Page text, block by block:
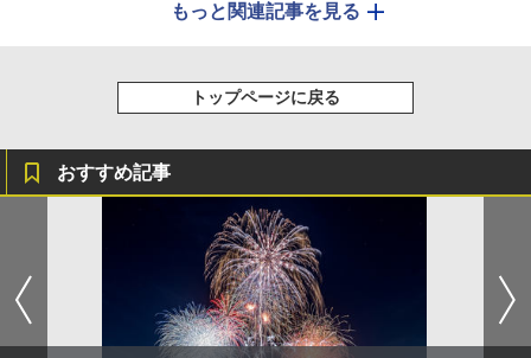
もっと関連記事を見る
トップページに戻る
おすすめ記事